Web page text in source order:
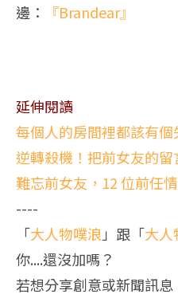
邊：
『Brandear』
延伸閱讀
每個人的房間裡都該有個
逆轉殺機！把前女友的留
難忘前女友，12 位前任
----
「大人物噗浪 」跟「大人
你....還沒加嗎？
若想分享創意或新聞訊息